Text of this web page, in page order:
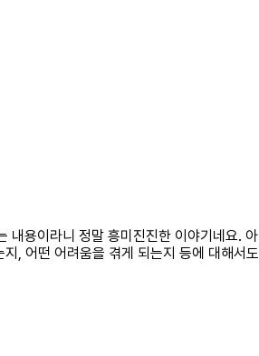
내용이라니 정말 흥미진진한 이야기네요.
, 어떤 어려움을 겪게 되는지 등에 대해서